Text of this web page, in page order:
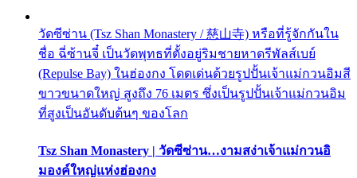
วัดซีซ่าน (Tsz Shan Monastery / 慈山寺) หรือที่รู้จักกันใน
ชื่อ ฉี่ซ้านจี๋ เป็นวัดพุทธที่ตั้งอยู่ริมชายหาดรีพัลส์เบย์
(Repulse Bay) ในฮ่องกง โดดเด่นด้วยรูปปั้นเจ้าแม่กวนอิมสี
ขาวขนาดใหญ่ สูงถึง 76 เมตร ซึ่งเป็นรูปปั้นเจ้าแม่กวนอิม
ที่สูงเป็นอันดับต้นๆ ของโลก
Tsz Shan Monastery | วัดซีซ่าน…งามสง่าเจ้าแม่กวนอิ
มองค์ใหญ่แห่งฮ่องกง